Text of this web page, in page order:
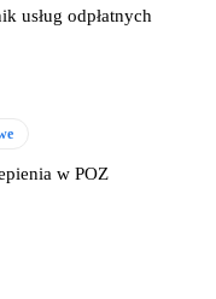
usług odpłatnych
w POZ